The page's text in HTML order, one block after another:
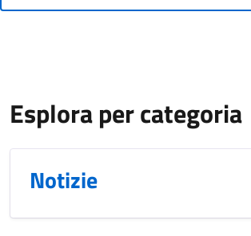
Esplora per categoria
Notizie